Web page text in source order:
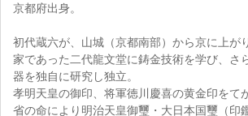
京都府出身。
初代蔵六が、山城（京都南部）から京に上が
家であった二代龍文堂に鋳金技術を学び、さ
器を独自に研究し独立。
孝明天皇の御印、将軍徳川慶喜の黄金印をて
省の命により明治天皇御璽・大日本国璽（印